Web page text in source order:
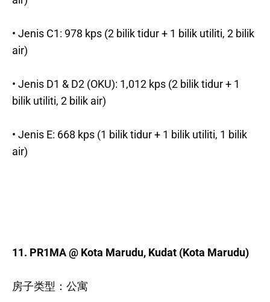
• Jenis C1: 978 kps (2 bilik tidur + 1 bilik utiliti, 2 bilik
air)
• Jenis D1 & D2 (OKU): 1,012 kps (2 bilik tidur + 1
bilik utiliti, 2 bilik air)
• Jenis E: 668 kps (1 bilik tidur + 1 bilik utiliti, 1 bilik
air)
11. PR1MA @ Kota Marudu, Kudat (Kota Marudu)
房子类型：公寓